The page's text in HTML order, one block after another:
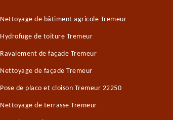
Nettoyage de bâtiment agricole Tremeur
Hydrofuge de toiture Tremeur
Ravalement de façade Tremeur
Nettoyage de façade Tremeur
Pose de placo et cloison Tremeur 22250
Nettoyage de terrasse Tremeur